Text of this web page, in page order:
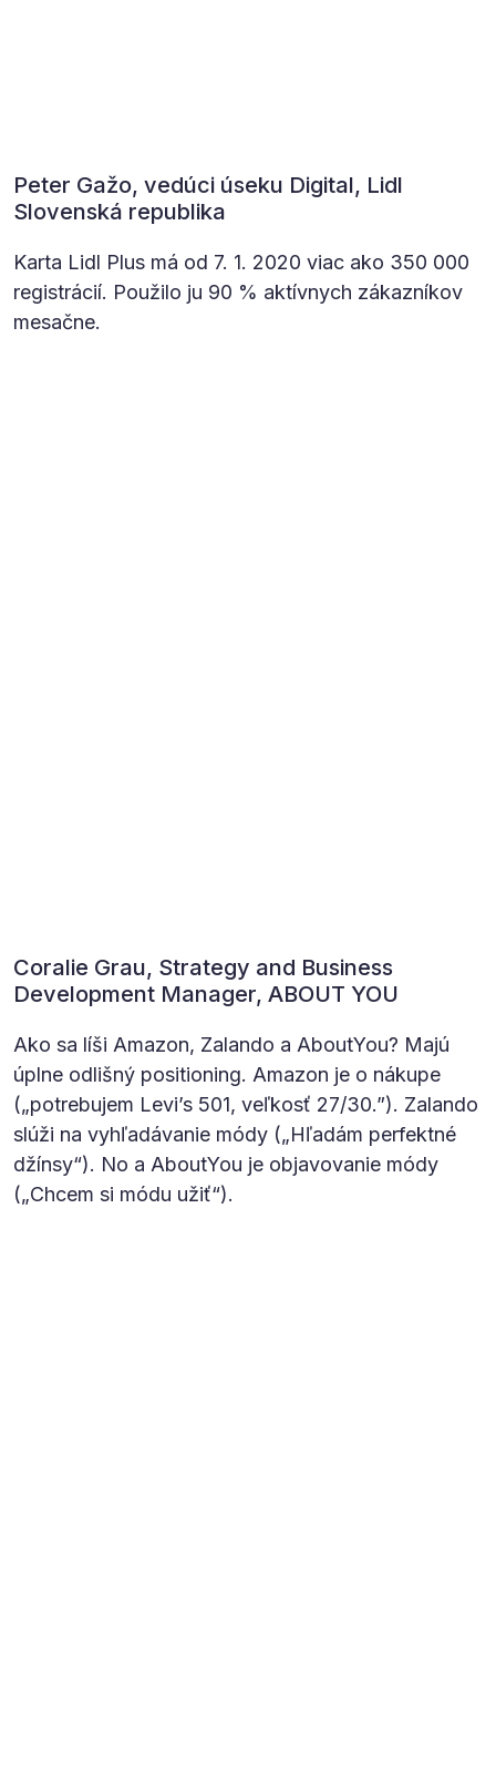
Peter Gažo, vedúci úseku Digital, Lidl
Slovenská republika
Karta Lidl Plus má od 7. 1. 2020 viac ako 350 000
registrácií. Použilo ju 90 % aktívnych zákazníkov
mesačne.
Coralie Grau, Strategy and Business
Development Manager, ABOUT YOU
Ako sa líši Amazon, Zalando a AboutYou? Majú
úplne odlišný positioning. Amazon je o nákupe
(„potrebujem Levi’s 501, veľkosť 27/30.”). Zalando
slúži na vyhľadávanie módy („Hľadám perfektné
džínsy“). No a AboutYou je objavovanie módy
(„Chcem si módu užiť“).